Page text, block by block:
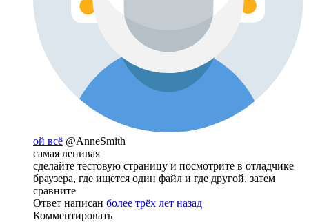
ой всё @AnneSmith
самая ленивая
сделайте тестовую страницу и посмотрите в отладчике
браузера, где ищется один файл и где другой, затем
сравните
Ответ написан более трёх лет назад
Комментировать